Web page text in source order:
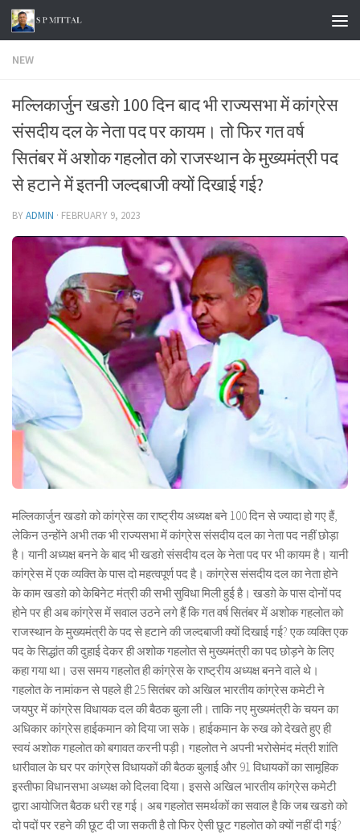
Skip to content
NEW
मल्लिकार्जुन खडग़े 100 दिन बाद भी राज्यसभा में कांग्रेस
संसदीय दल के नेता पद पर कायम। तो फिर गत वर्ष
सितंबर में अशोक गहलोत को राजस्थान के मुख्यमंत्री पद
से हटाने में इतनी जल्दबाजी क्यों दिखाई गई?
BYADMIN · FEBRUARY 9, 2023
मल्लिकार्जुन खडग़े को कांग्रेस का राष्ट्रीय अध्यक्ष बने 100 दिन से ज्यादा हो गए हैं,
लेकिन उन्होंने अभी तक भी राज्यसभा में कांग्रेस संसदीय दल का नेता पद नहीं छोड़ा
है। यानी अध्यक्ष बनने के बाद भी खडग़े संसदीय दल के नेता पद पर भी कायम है। यानी
कांग्रेस में एक व्यक्ति के पास दो महत्वपूर्ण पद है। कांग्रेस संसदीय दल का नेता होने
के काम खडग़े को केबिनेट मंत्री की सभी सुविधा मिली हुई है। खडग़े के पास दोनों पद
होने पर ही अब कांग्रेस में सवाल उठने लगे हैं कि गत वर्ष सितंबर में अशोक गहलोत को
राजस्थान के मुख्यमंत्री के पद से हटाने की जल्दबाजी क्यों दिखाई गई? एक व्यक्ति एक
पद के सिद्धांत की दुहाई देकर ही अशोक गहलोत से मुख्यमंत्री का पद छोड़ने के लिए
कहा गया था। उस समय गहलोत ही कांग्रेस के राष्ट्रीय अध्यक्ष बनने वाले थे।
गहलोत के नामांकन से पहले ही 25 सितंबर को अखिल भारतीय कांग्रेस कमेटी ने
जयपुर में कांग्रेस विधायक दल की बैठक बुला ली। ताकि नए मुख्यमंत्री के चयन का
अधिकार कांग्रेस हाईकमान को दिया जा सके। हाईकमान के रुख को देखते हुए ही
स्वयं अशोक गहलोत को बगावत करनी पड़ी। गहलोत ने अपनी भरोसेमंद मंत्री शांति
धारीवाल के घर पर कांग्रेस विधायकों की बैठक बुलाई और 91 विधायकों का सामूहिक
इस्तीफा विधानसभा अध्यक्ष को दिलवा दिया। इससे अखिल भारतीय कांग्रेस कमेटी
द्वारा आयोजित बैठक धरी रह गई। अब गहलोत समर्थकों का सवाल है कि जब खडग़े को
दो पदों पर रहने की छूट दी जा सकती है तो फिर ऐसी छूट गहलोत को क्यों नहीं दी गई?